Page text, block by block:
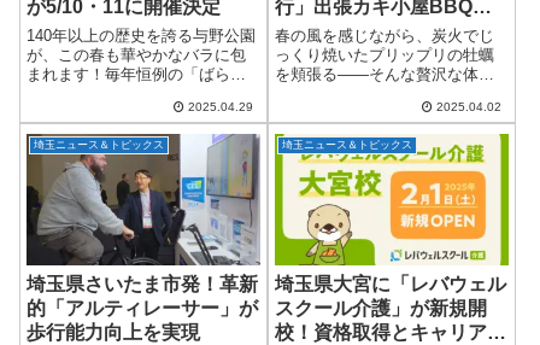
が5/10・11に開催決定
140年以上の歴史を誇る与野公園
が、この春も華やかなバラに包
まれます！毎年恒例の「ばらま
（土）・11日（日）の2日間にわ
たり開催されることが決定しま
した。約200種・3,000株...
2025.04.29
行」出張カキ小屋BBQが
グルメガーデンに登場！
春の風を感じながら、炭火でじ
っくり焼いたプリップリの牡蠣
を頬張る——そんな贅沢な体験
ます！2025年4月4日から5月6日
までの期間限定で、「浦和グル
メガーデン」にて開催されるの
は、冬の風物...
2025.04.02
埼玉ニュース＆トピックス
埼玉県さいたま市発！革新
的「アルティレーサー」が
歩行能力向上を実現
埼玉ニュース＆トピックス
埼玉県大宮に「レバウェル
スクール介護」が新規開
校！資格取得とキャリアア